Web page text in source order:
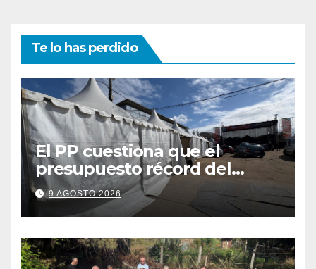
Te lo has perdido
El PP cuestiona que el
presupuesto récord del
Cristo se traduzca en unas
fiestas más plurales
9 AGOSTO 2026